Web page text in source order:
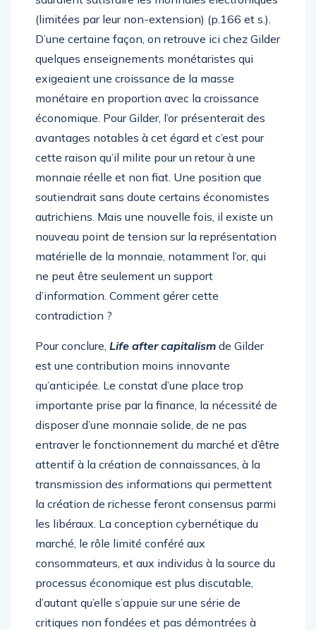
(limitées par leur non-extension) (p.166 et s.).
D’une certaine façon, on retrouve ici chez Gilder
quelques enseignements monétaristes qui
exigeaient une croissance de la masse
monétaire en proportion avec la croissance
économique. Pour Gilder, l’or présenterait des
avantages notables à cet égard et c’est pour
cette raison qu’il milite pour un retour à une
monnaie réelle et non fiat. Une position que
soutiendrait sans doute certains économistes
autrichiens. Mais une nouvelle fois, il existe un
nouveau point de tension sur la représentation
matérielle de la monnaie, notamment l’or, qui
ne peut être seulement un support
d’information. Comment gérer cette
contradiction ?
Pour conclure, Life after capitalism de Gilder
est une contribution moins innovante
qu’anticipée. Le constat d’une place trop
importante prise par la finance, la nécessité de
disposer d’une monnaie solide, de ne pas
entraver le fonctionnement du marché et d’être
attentif à la création de connaissances, à la
transmission des informations qui permettent
la création de richesse feront consensus parmi
les libéraux. La conception cybernétique du
marché, le rôle limité conféré aux
consommateurs, et aux individus à la source du
processus économique est plus discutable,
d’autant qu’elle s’appuie sur une série de
critiques non fondées et pas démontrées à